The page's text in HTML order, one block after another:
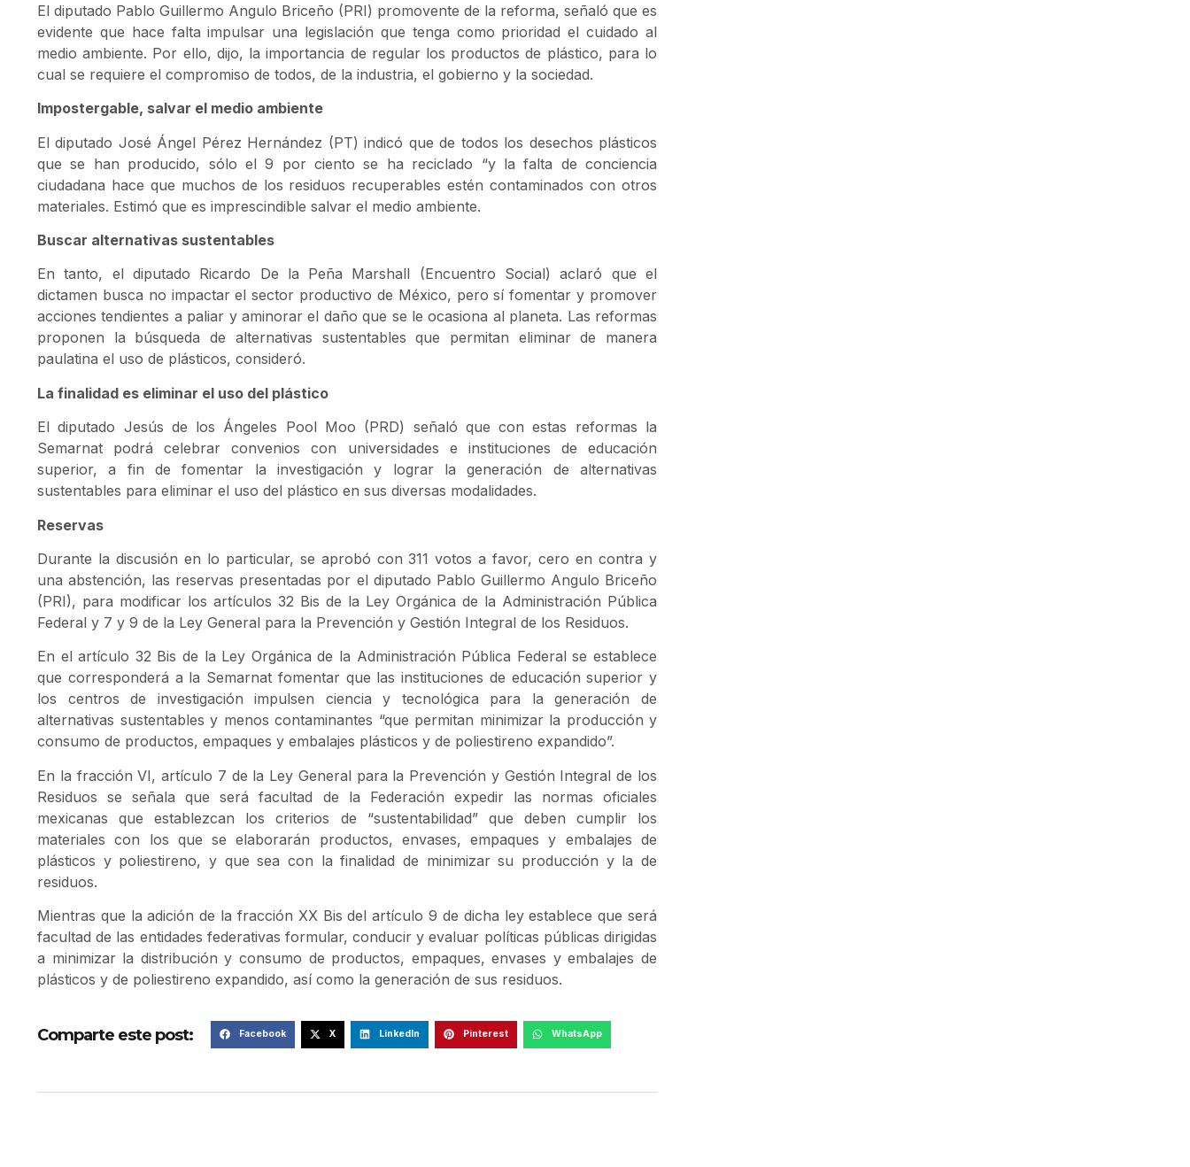
El diputado Pablo Guillermo Angulo Briceño (PRI) promovente de la reforma, señaló que es
evidente que hace falta impulsar una legislación que tenga como prioridad el cuidado al
medio ambiente. Por ello, dijo, la importancia de regular los productos de plástico, para lo
cual se requiere el compromiso de todos, de la industria, el gobierno y la sociedad.
Impostergable, salvar el medio ambiente
El diputado José Ángel Pérez Hernández (PT) indicó que de todos los desechos plásticos
que se han producido, sólo el 9 por ciento se ha reciclado “y la falta de conciencia
ciudadana hace que muchos de los residuos recuperables estén contaminados con otros
materiales. Estimó que es imprescindible salvar el medio ambiente.
Buscar alternativas sustentables
En tanto, el diputado Ricardo De la Peña Marshall (Encuentro Social) aclaró que el
dictamen busca no impactar el sector productivo de México, pero sí fomentar y promover
acciones tendientes a paliar y aminorar el daño que se le ocasiona al planeta. Las reformas
proponen la búsqueda de alternativas sustentables que permitan eliminar de manera
paulatina el uso de plásticos, consideró.
La finalidad es eliminar el uso del plástico
El diputado Jesús de los Ángeles Pool Moo (PRD) señaló que con estas reformas la
Semarnat podrá celebrar convenios con universidades e instituciones de educación
superior, a fin de fomentar la investigación y lograr la generación de alternativas
sustentables para eliminar el uso del plástico en sus diversas modalidades.
Reservas
Durante la discusión en lo particular, se aprobó con 311 votos a favor, cero en contra y
una abstención, las reservas presentadas por el diputado Pablo Guillermo Angulo Briceño
(PRI), para modificar los artículos 32 Bis de la Ley Orgánica de la Administración Pública
Federal y 7 y 9 de la Ley General para la Prevención y Gestión Integral de los Residuos.
En el artículo 32 Bis de la Ley Orgánica de la Administración Pública Federal se establece
que corresponderá a la Semarnat fomentar que las instituciones de educación superior y
los centros de investigación impulsen ciencia y tecnológica para la generación de
alternativas sustentables y menos contaminantes “que permitan minimizar la producción y
consumo de productos, empaques y embalajes plásticos y de poliestireno expandido”.
En la fracción VI, artículo 7 de la Ley General para la Prevención y Gestión Integral de los
Residuos se señala que será facultad de la Federación expedir las normas oficiales
mexicanas que establezcan los criterios de “sustentabilidad” que deben cumplir los
materiales con los que se elaborarán productos, envases, empaques y embalajes de
plásticos y poliestireno, y que sea con la finalidad de minimizar su producción y la de
residuos.
Mientras que la adición de la fracción XX Bis del artículo 9 de dicha ley establece que será
facultad de las entidades federativas formular, conducir y evaluar políticas públicas dirigidas
a minimizar la distribución y consumo de productos, empaques, envases y embalajes de
plásticos y de poliestireno expandido, así como la generación de sus residuos.
Comparte este post: Facebook X LinkedIn Pinterest WhatsApp